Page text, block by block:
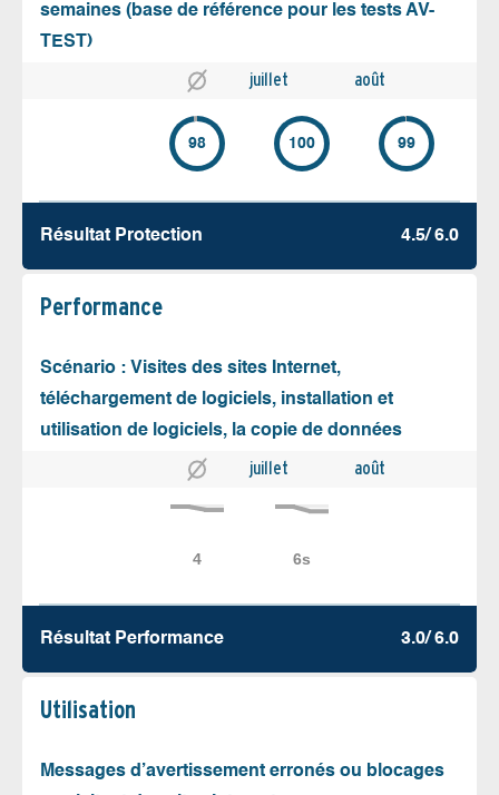
semaines (base de référence pour les tests AV-
TEST)
juillet août
98 100 99
Résultat Protection 4.5/ 6.0
Performance
Scénario : Visites des sites Internet,
téléchargement de logiciels, installation et
utilisation de logiciels, la copie de données
juillet août
Résultat Performance 3.0/ 6.0
Utilisation
Messages d’avertissement erronés ou blocages